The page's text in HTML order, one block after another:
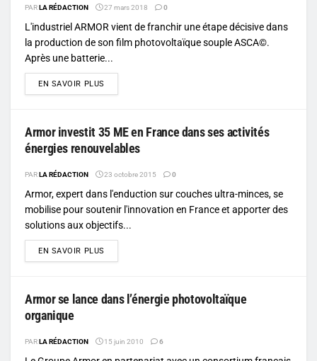
PARLA RÉDACTION 27 mars 2018 0
L'industriel ARMOR vient de franchir une étape décisive dans
la production de son film photovoltaïque souple ASCA©.
Après une batterie...
EN SAVOIR PLUS
Armor investit 35 ME en France dans ses activités
énergies renouvelables
PARLA RÉDACTION 23 octobre 2015 0
Armor, expert dans l'enduction sur couches ultra-minces, se
mobilise pour soutenir l'innovation en France et apporter des
solutions aux objectifs...
EN SAVOIR PLUS
Armor se lance dans l’énergie photovoltaïque
organique
PARLA RÉDACTION 15 juin 2010 6